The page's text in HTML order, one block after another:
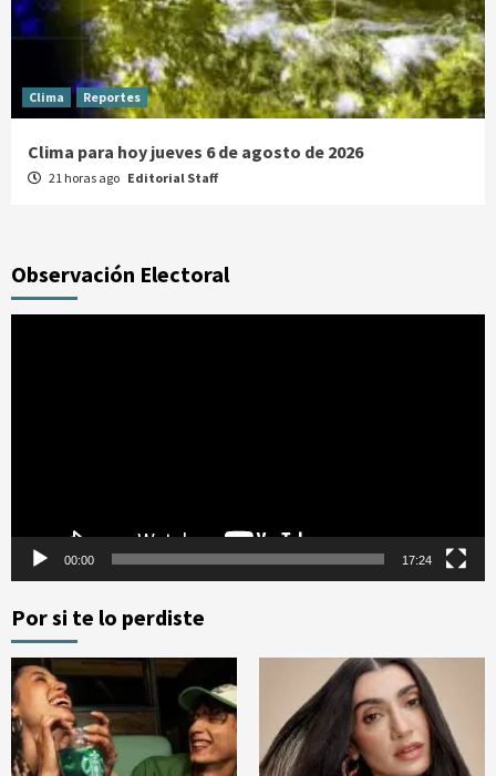
Clima Reportes
Clima para hoy jueves 6 de agosto de 2026
21 horas ago Editorial Staff
Observación Electoral
00:00 17:24
Por si te lo perdiste